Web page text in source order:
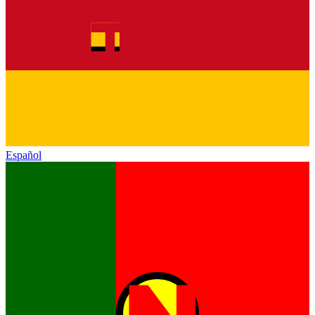
Español